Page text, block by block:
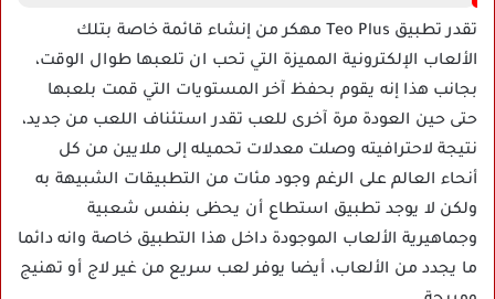
تقدر تطبيق Teo Plus مهكر من إنشاء قائمة خاصة بتلك
الألعاب الإلكترونية المميزة التي تحب ان تلعبها طوال الوقت،
بجانب هذا إنه يقوم بحفظ آخر المستويات التي قمت بلعبها
حتى حين العودة مرة آخرى للعب تقدر استئناف اللعب من جديد،
نتيجة لاحترافيته وصلت معدلات تحميله إلى ملايين من كل
أنحاء العالم على الرغم وجود مئات من التطبيقات الشبيهة به
ولكن لا يوجد تطبيق استطاع أن يحظى بنفس شعبية
وجماهيرية الألعاب الموجودة داخل هذا التطبيق خاصة وانه دائما
ما يجدد من الألعاب، أيضا يوفر لعب سريع من غير لاج أو تهنيج